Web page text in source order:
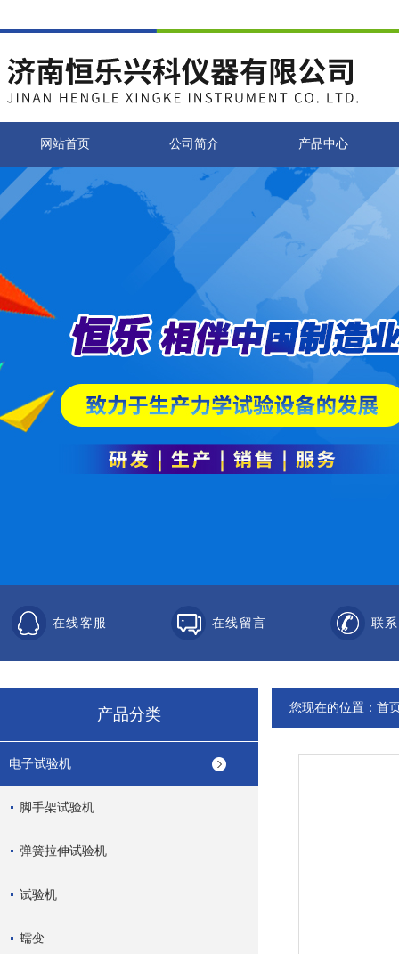
网站首页 公司简介 产品中心
在线客服 在线留言 联
产品分类
电子试验机
脚手架试验机
弹簧拉伸试验机
试验机
蠕变
您现在的位置： 首